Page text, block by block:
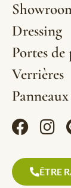
Dressing
Portes
Verrières
ÊTRE